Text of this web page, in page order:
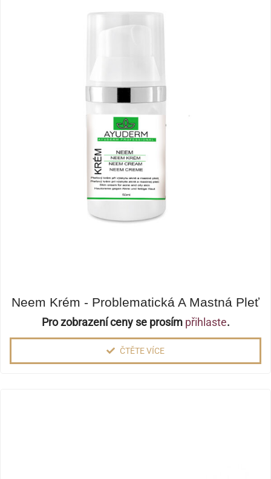
Neem Krém - Problematická A Mastná Pleť
Pro zobrazení ceny se prosím přihlaste.
ČTĚTE VÍCE